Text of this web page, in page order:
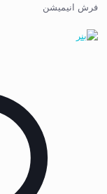
فرش انیمیشن